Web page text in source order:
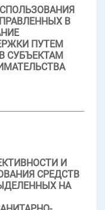
В
ПУТЕМ
СУБЪЕКТАМ
И
СРЕДСТВ
НА